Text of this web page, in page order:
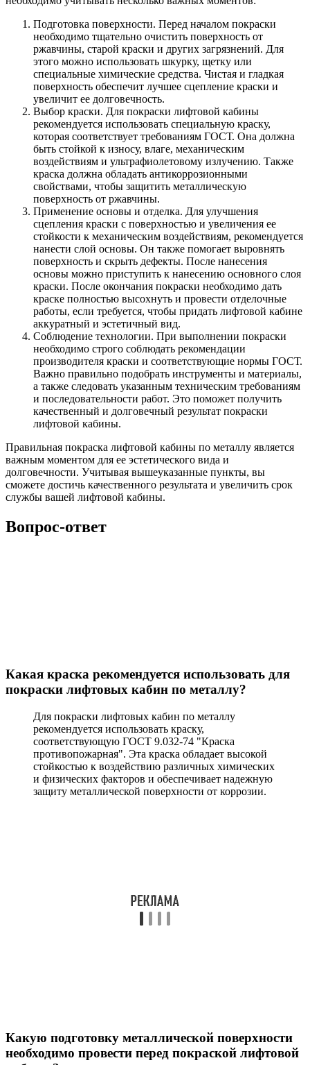
Подготовка поверхности. Перед началом покраски
необходимо тщательно очистить поверхность от
ржавчины, старой краски и других загрязнений. Для
этого можно использовать шкурку, щетку или
специальные химические средства. Чистая и гладкая
поверхность обеспечит лучшее сцепление краски и
увеличит ее долговечность.
Выбор краски. Для покраски лифтовой кабины
рекомендуется использовать специальную краску,
которая соответствует требованиям ГОСТ. Она должна
быть стойкой к износу, влаге, механическим
воздействиям и ультрафиолетовому излучению. Также
краска должна обладать антикоррозионными
свойствами, чтобы защитить металлическую
поверхность от ржавчины.
Применение основы и отделка. Для улучшения
сцепления краски с поверхностью и увеличения ее
стойкости к механическим воздействиям, рекомендуется
нанести слой основы. Он также помогает выровнять
поверхность и скрыть дефекты. После нанесения
основы можно приступить к нанесению основного слоя
краски. После окончания покраски необходимо дать
краске полностью высохнуть и провести отделочные
работы, если требуется, чтобы придать лифтовой кабине
аккуратный и эстетичный вид.
Соблюдение технологии. При выполнении покраски
необходимо строго соблюдать рекомендации
производителя краски и соответствующие нормы ГОСТ.
Важно правильно подобрать инструменты и материалы,
а также следовать указанным техническим требованиям
и последовательности работ. Это поможет получить
качественный и долговечный результат покраски
лифтовой кабины.
Правильная покраска лифтовой кабины по металлу является
важным моментом для ее эстетического вида и
долговечности. Учитывая вышеуказанные пункты, вы
сможете достичь качественного результата и увеличить срок
службы вашей лифтовой кабины.
Вопрос-ответ
Какая краска рекомендуется использовать для
покраски лифтовых кабин по металлу?
Для покраски лифтовых кабин по металлу
рекомендуется использовать краску,
соответствующую ГОСТ 9.032-74 "Краска
противопожарная". Эта краска обладает высокой
стойкостью к воздействию различных химических
и физических факторов и обеспечивает надежную
защиту металлической поверхности от коррозии.
Какую подготовку металлической поверхности
необходимо провести перед покраской лифтовой